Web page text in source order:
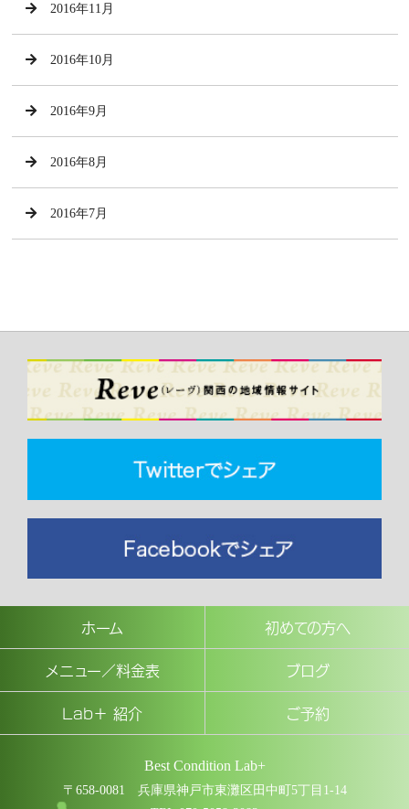
2016年11月
2016年10月
2016年9月
2016年8月
2016年7月
ホーム
初めての方へ
メニュー／料金表
ブログ
Lab＋ 紹介
ご予約
Best Condition Lab+
〒658-0081 兵庫県神戸市東灘区田中町5丁目1-14